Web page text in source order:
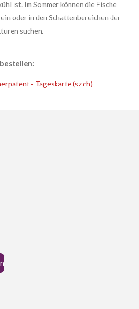
ist. Im Sommer können die Fische
oder in den Schattenbereichen der
suchen.
- Tageskarte (sz.ch)